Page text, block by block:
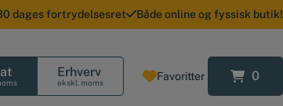
dages fortrydelsesret Både online og fyssisk butik!
Erhverv
ekskl. moms Favoritter 0
0